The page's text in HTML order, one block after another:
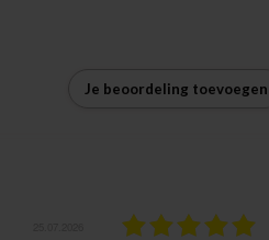
Je beoordeling toevoegen